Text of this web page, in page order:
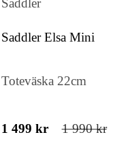
chinos eller
en extra
ett mångsidigt
Saddler
Saddler Elsa Mini
Toteväska 22cm
1 499 kr 1 990 kr